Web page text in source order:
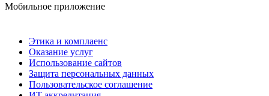
Мобильное приложение
Этика и комплаенс
Оказание услуг
Использование сайтов
Защита персональных данных
Пользовательское соглашение